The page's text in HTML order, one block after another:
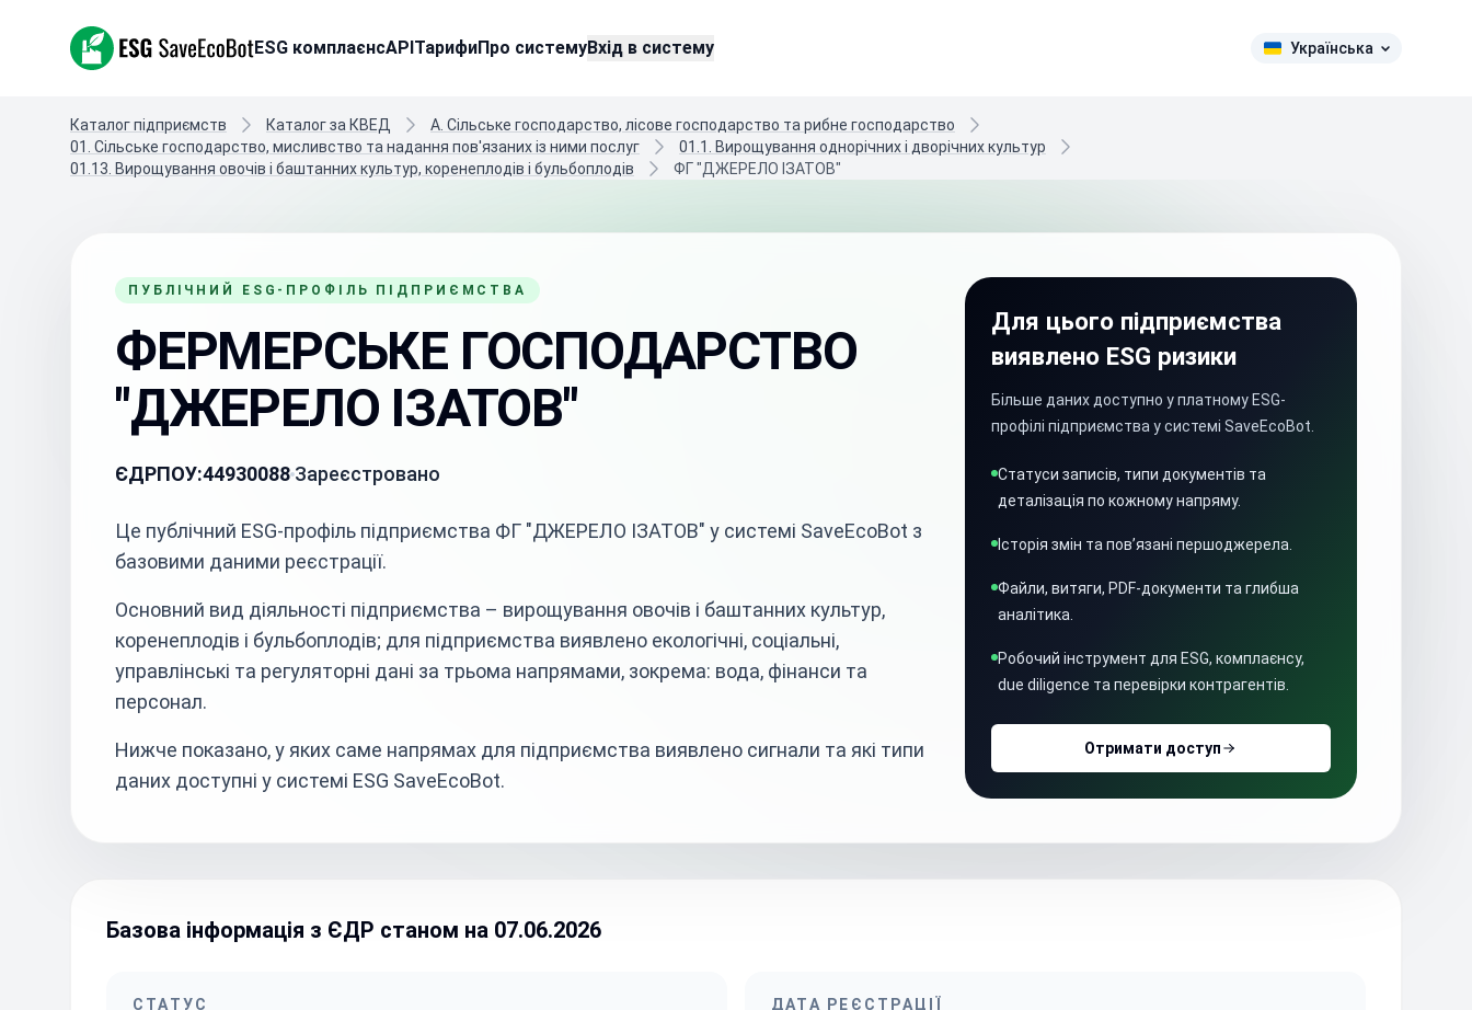
ESG SaveEcoBot ESG комплаєнсAPIТарифиПро системуВхід в систему Українська
Каталог підприємств Каталог за КВЕД
A. Сільське господарство, лісове господарство та рибне господарство
01. Сільське господарство, мисливство та надання пов'язаних із ними послуг
01.1. Вирощування однорічних і дворічних культур
01.13. Вирощування овочів і баштанних культур, коренеплодів і бульбоплодів
ФГ "ДЖЕРЕЛО ІЗАТОВ"
ПУБЛІЧНИЙ ESG-ПРОФІЛЬ ПІДПРИЄМСТВА
ФЕРМЕРСЬКЕ ГОСПОДАРСТВО
"ДЖЕРЕЛО ІЗАТОВ"
ЄДРПОУ:44930088 Зареєстровано
Це публічний ESG-профіль підприємства ФГ "ДЖЕРЕЛО ІЗАТОВ" у системі SaveEcoBot з
базовими даними реєстрації.
Основний вид діяльності підприємства – вирощування овочів і баштанних культур,
коренеплодів і бульбоплодів; для підприємства виявлено екологічні, соціальні,
управлінські та регуляторні дані за трьома напрямами, зокрема: вода, фінанси та
персонал.
Нижче показано, у яких саме напрямах для підприємства виявлено сигнали та які типи
даних доступні у системі ESG SaveEcoBot.
Для цього підприємства
виявлено ESG ризики
Більше даних доступно у платному ESG-
профілі підприємства у системі SaveEcoBot.
Статуси записів, типи документів та
деталізація по кожному напряму.
Історія змін та пов’язані першоджерела.
Файли, витяги, PDF-документи та глибша
аналітика.
Робочий інструмент для ESG, комплаєнсу,
due diligence та перевірки контрагентів.
Отримати доступ
Базова інформація з ЄДР станом на 07.06.2026
СТАТУС ДАТА РЕЄСТРАЦІЇ